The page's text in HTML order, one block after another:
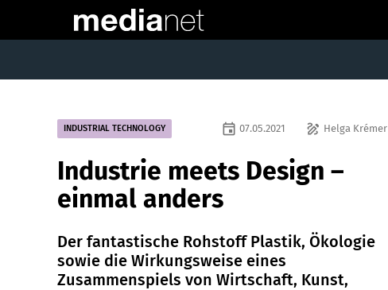
INDUSTRIAL TECHNOLOGY draw Helga Krémer
event 07.05.2021
Industrie meets Design –
einmal anders
Der fantastische Rohstoff Plastik, Ökologie
sowie die Wirkungsweise eines
Zusammenspiels von Wirtschaft, Kunst,